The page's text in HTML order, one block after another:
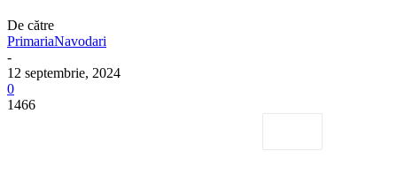
De către
PrimariaNavodari
-
12 septembrie, 2024
0
1466